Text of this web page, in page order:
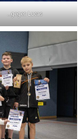
…gegen Lucas